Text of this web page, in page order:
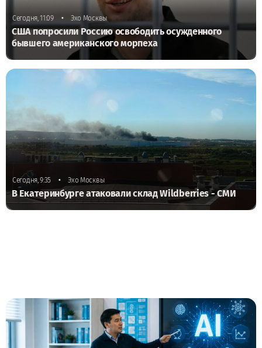
Сегодня, 11:09 • Эхо Москвы
США попросили Россию освободить осужденного
бывшего американского морпеха
Сегодня, 9:35 • Эхо Москвы
В Екатеринбурге атаковали склад Wildberries - СМИ